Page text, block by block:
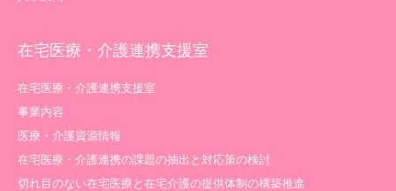
在宅医療・介護連携支援室
在宅医療・介護連携支援室
事業内容
医療・介護資源情報
在宅医療・介護連携の課題の抽出と対応策の検討
切れ目のない在宅医療と在宅介護の提供体制の構築推進